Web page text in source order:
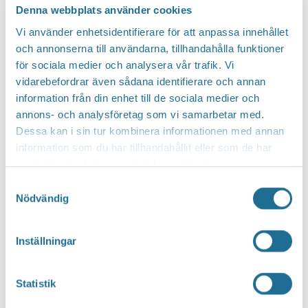
Denna webbplats använder cookies
Vi använder enhetsidentifierare för att anpassa innehållet
och annonserna till användarna, tillhandahålla funktioner
för sociala medier och analysera vår trafik. Vi
vidarebefordrar även sådana identifierare och annan
information från din enhet till de sociala medier och
annons- och analysföretag som vi samarbetar med.
Dessa kan i sin tur kombinera informationen med annan
information som du har tillhandahållit eller som de har
Nödvändig
Inställningar
Statistik
med i ett lyckat projekt.
Jag ser fram emot nya minnen på
årets gala!
två decennier och är en mycket uppskattad
multitalang. Kombinationen av att vara påläst och
samtidigt ha sinnesnärvaro för att kunna
improvisera är hans största styrka. Det brukar
skrattas en hel del när han håller i trådarna.